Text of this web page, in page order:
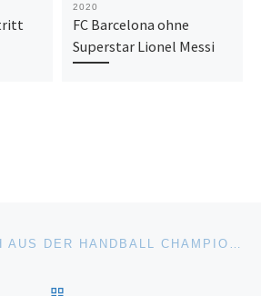
2020
FC Barcelona ohne
Superstar Lionel Messi
SKY ZIEHT SICH AUS DER HANDBALL CHAMPIONS LEAGUE ZURÜCK.